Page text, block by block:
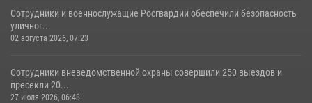
Сотрудники и военнослужащие Росгвардии обеспечили безопасность
уличног...
02 августа 2026, 07:23
Сотрудники вневедомственной охраны совершили 250 выездов и
пресекли 20...
27 июля 2026, 06:48